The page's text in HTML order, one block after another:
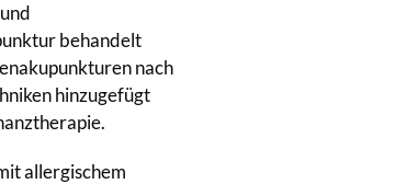
behandelt
nach
hinzugefügt
allergischem